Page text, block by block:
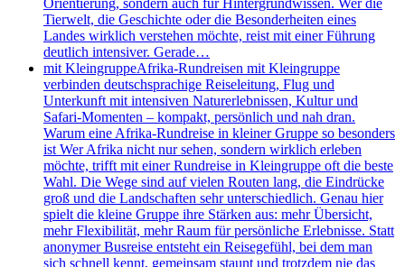
Orientierung, sondern auch für Hintergrundwissen. Wer die
Tierwelt, die Geschichte oder die Besonderheiten eines
Landes wirklich verstehen möchte, reist mit einer Führung
deutlich intensiver. Gerade…
mit KleingruppeAfrika-Rundreisen mit Kleingruppe
verbinden deutschsprachige Reiseleitung, Flug und
Unterkunft mit intensiven Naturerlebnissen, Kultur und
Safari-Momenten – kompakt, persönlich und nah dran.
Warum eine Afrika-Rundreise in kleiner Gruppe so besonders
ist Wer Afrika nicht nur sehen, sondern wirklich erleben
möchte, trifft mit einer Rundreise in Kleingruppe oft die beste
Wahl. Die Wege sind auf vielen Routen lang, die Eindrücke
groß und die Landschaften sehr unterschiedlich. Genau hier
spielt die kleine Gruppe ihre Stärken aus: mehr Übersicht,
mehr Flexibilität, mehr Raum für persönliche Erlebnisse. Statt
anonymer Busreise entsteht ein Reisegefühl, bei dem man
sich schnell kennt, gemeinsam staunt und trotzdem nie das